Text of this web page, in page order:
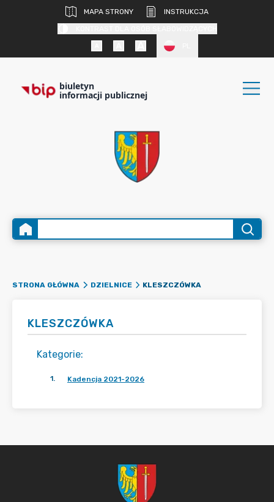
MAPA STRONY
INSTRUKCJA
biuletyn
informacji publicznej
STRONA GŁÓWNA DZIELNICE KLESZCZÓWKA
KLESZCZÓWKA
Kategorie:
1. Kadencja 2021-2026